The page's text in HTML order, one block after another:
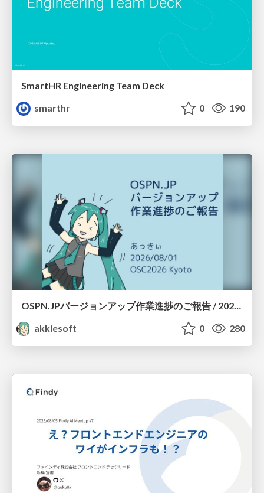
SmartHR Engineering Team Deck
smarthr
0 190
akkiesoft
0 280